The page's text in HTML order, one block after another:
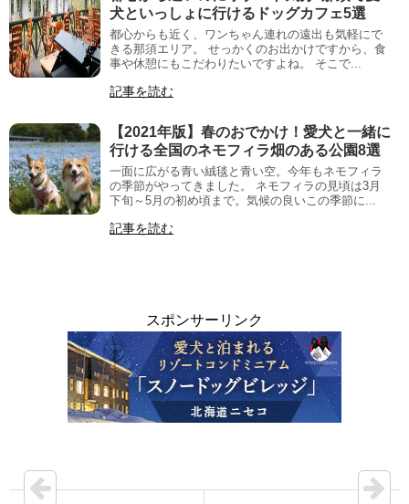
犬といっしょに行けるドッグカフェ5選
都心からも近く、ワンちゃん連れの遠出も気軽にで
きる那須エリア。 せっかくのお出かけですから、食
事や休憩にもこだわりたいですよね。 そこで...
記事を読む
【2021年版】春のおでかけ！愛犬と一緒に
行ける全国のネモフィラ畑のある公園8選
一面に広がる青い絨毯と青い空。今年もネモフィラ
の季節がやってきました。 ネモフィラの見頃は3月
下旬～5月の初め頃まで。気候の良いこの季節に...
記事を読む
スポンサーリンク